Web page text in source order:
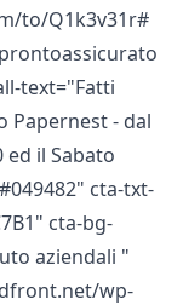
to/Q1k3v31r#
text="Fatti
Papernest - dal
ed il Sabato
cta-txt-
cta-bg-
aziendali "
wp-